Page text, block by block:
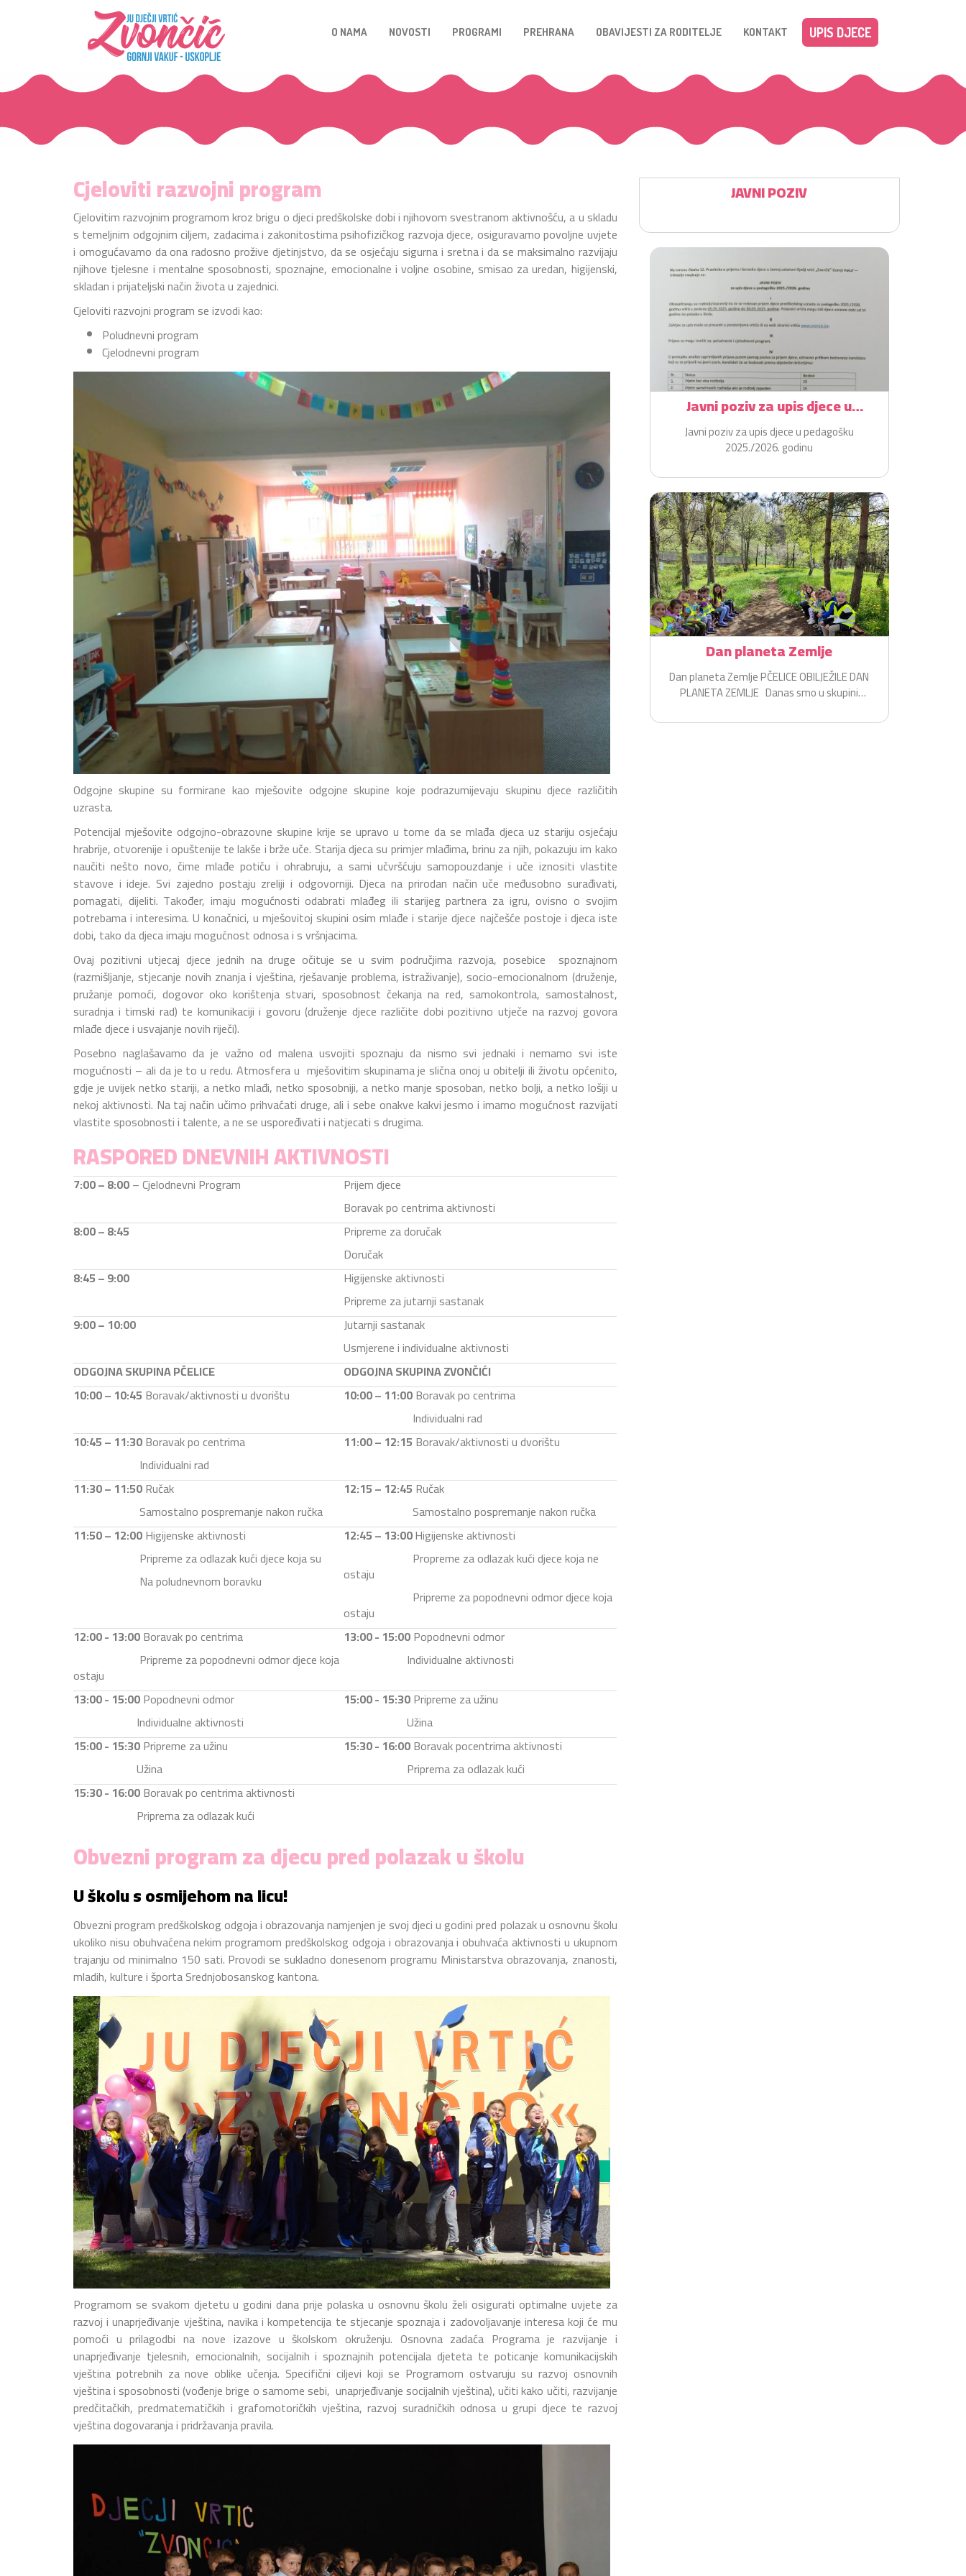
O NAMA NOVOSTI PROGRAMI PREHRANA OBAVIJESTI ZA RODITELJE KONTAKT UPIS DJECE
Cjeloviti razvojni program
Cjelovitim razvojnim programom kroz brigu o djeci predškolske dobi i njihovom svestranom aktivnošću, a u skladu
s temeljnim odgojnim ciljem, zadacima i zakonitostima psihofizičkog razvoja djece, osiguravamo povoljne uvjete
i omogućavamo da ona radosno prožive djetinjstvo, da se osjećaju sigurna i sretna i da se maksimalno razvijaju
njihove tjelesne i mentalne sposobnosti, spoznajne, emocionalne i voljne osobine, smisao za uredan, higijenski,
skladan i prijateljski način života u zajednici.
Cjeloviti razvojni program se izvodi kao:
Poludnevni program
Cjelodnevni program
Odgojne skupine su formirane kao mješovite odgojne skupine koje podrazumijevaju skupinu djece različitih
uzrasta.
Potencijal mješovite odgojno-obrazovne skupine krije se upravo u tome da se mlađa djeca uz stariju osjećaju
hrabrije, otvorenije i opuštenije te lakše i brže uče. Starija djeca su primjer mlađima, brinu za njih, pokazuju im kako
naučiti nešto novo, čime mlađe potiču i ohrabruju, a sami učvršćuju samopouzdanje i uče iznositi vlastite
stavove i ideje. Svi zajedno postaju zreliji i odgovorniji. Djeca na prirodan način uče međusobno surađivati,
pomagati, dijeliti. Također, imaju mogućnosti odabrati mlađeg ili starijeg partnera za igru, ovisno o svojim
potrebama i interesima. U konačnici, u mješovitoj skupini osim mlađe i starije djece najčešće postoje i djeca iste
dobi, tako da djeca imaju mogućnost odnosa i s vršnjacima.
Ovaj pozitivni utjecaj djece jednih na druge očituje se u svim područjima razvoja, posebice spoznajnom
(razmišljanje, stjecanje novih znanja i vještina, rješavanje problema, istraživanje), socio-emocionalnom (druženje,
pružanje pomoći, dogovor oko korištenja stvari, sposobnost čekanja na red, samokontrola, samostalnost,
suradnja i timski rad) te komunikaciji i govoru (druženje djece različite dobi pozitivno utječe na razvoj govora
mlađe djece i usvajanje novih riječi).
Posebno naglašavamo da je važno od malena usvojiti spoznaju da nismo svi jednaki i nemamo svi iste
mogućnosti – ali da je to u redu. Atmosfera u mješovitim skupinama je slična onoj u obitelji ili životu općenito,
gdje je uvijek netko stariji, a netko mlađi, netko sposobniji, a netko manje sposoban, netko bolji, a netko lošiji u
nekoj aktivnosti. Na taj način učimo prihvaćati druge, ali i sebe onakve kakvi jesmo i imamo mogućnost razvijati
vlastite sposobnosti i talente, a ne se uspoređivati i natjecati s drugima.
RASPORED DNEVNIH AKTIVNOSTI
7:00 – 8:00– Cjelodnevni Program
Prijem djece
Boravak po centrima aktivnosti
8:00 – 8:45
Pripreme za doručak
Doručak
8:45 – 9:00
Higijenske aktivnosti
Pripreme za jutarnji sastanak
9:00 – 10:00
Jutarnji sastanak
Usmjerene i individualne aktivnosti
ODGOJNA SKUPINA PČELICE
ODGOJNA SKUPINA ZVONČIĆI
10:00 – 10:45 Boravak/aktivnosti u dvorištu 10:00 – 11:00Boravak po centrima
Individualni rad
10:45 – 11:30Boravak po centrima
Individualni rad
11:00 – 12:15 Boravak/aktivnosti u dvorištu
11:30 – 11:50Ručak
Samostalno pospremanje nakon ručka
12:15 – 12:45 Ručak
Samostalno pospremanje nakon ručka
11:50 – 12:00Higijenske aktivnosti
Pripreme za odlazak kući djece koja su
Na poludnevnom boravku
12:45 – 13:00Higijenske aktivnosti
Propreme za odlazak kući djece koja ne
ostaju
Pripreme za popodnevni odmor djece koja
ostaju
12:00 - 13:00Boravak po centrima
Pripreme za popodnevni odmor djece koja
ostaju
13:00 - 15:00Popodnevni odmor
Individualne aktivnosti
13:00 - 15:00Popodnevni odmor
Individualne aktivnosti
15:00 - 15:30Pripreme za užinu
Užina
15:00 - 15:30Pripreme za užinu
Užina
15:30 - 16:00Boravak pocentrima aktivnosti
Priprema za odlazak kući
15:30 - 16:00Boravak po centrima aktivnosti
Priprema za odlazak kući
Obvezni program za djecu pred polazak u školu
U školu s osmijehom na licu!
Obvezni program predškolskog odgoja i obrazovanja namjenjen je svoj djeci u godini pred polazak u osnovnu školu
ukoliko nisu obuhvaćena nekim programom predškolskog odgoja i obrazovanja i obuhvaća aktivnosti u ukupnom
trajanju od minimalno 150 sati. Provodi se sukladno donesenom programu Ministarstva obrazovanja, znanosti,
mladih, kulture i športa Srednjobosanskog kantona.
Programom se svakom djetetu u godini dana prije polaska u osnovnu školu želi osigurati optimalne uvjete za
razvoj i unaprjeđivanje vještina, navika i kompetencija te stjecanje spoznaja i zadovoljavanje interesa koji će mu
pomoći u prilagodbi na nove izazove u školskom okruženju. Osnovna zadaća Programa je razvijanje i
unaprjeđivanje tjelesnih, emocionalnih, socijalnih i spoznajnih potencijala djeteta te poticanje komunikacijskih
vještina potrebnih za nove oblike učenja. Specifični ciljevi koji se Programom ostvaruju su razvoj osnovnih
vještina i sposobnosti (vođenje brige o samome sebi, unaprjeđivanje socijalnih vještina), učiti kako učiti, razvijanje
predčitačkih, predmatematičkih i grafomotoričkih vještina, razvoj suradničkih odnosa u grupi djece te razvoj
vještina dogovaranja i pridržavanja pravila.
JAVNI POZIV
Javni poziv za upis djece u
pedagošku 2025./2026. godinu
Javni poziv za upis djece u pedagošku
2025./2026. godinu
Dan planeta Zemlje
Dan planeta Zemlje PČELICE OBILJEŽILE DAN
PLANETA ZEMLJE Danas smo u skupini